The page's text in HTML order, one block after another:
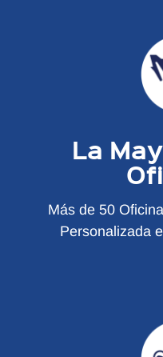
La
Más de 50
Personalizada